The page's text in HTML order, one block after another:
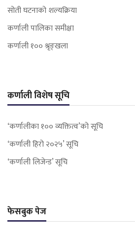
सोती घटनाको शल्यक्रिया
कर्णाली पालिका समीक्षा
कर्णाली १०० श्रृङ्खला
कर्णाली विशेष सूचि
‘कर्णालीका १०० व्यक्तित्व’को सूचि
‘कर्णाली हिरो २०२५’ सूचि
‘कर्णाली लिजेन्ड’ सूचि
फेसबुक पेज